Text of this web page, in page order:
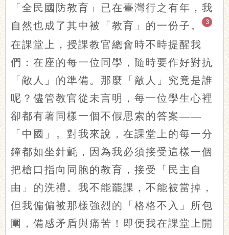
「全民國防教育」已在臺灣行之有年，我
自然也成了其中被「教育」的一份子。
3
在課堂上，授課教官總會時不時提醒我
們：在座的每一位同學，隨時要作好對抗
「敵人」的準備。那麼「敵人」究竟是誰
呢？儘管教官從未言明，每一位學生心裡
卻都有著同樣一個不假思索的答案——
「中國」。對我來說，在課堂上的每一分
鐘都如坐針氈，因為我必須接受這樣一個
把槍口指向同胞的教育，接受「民主自
由」的洗禮。我不能罷課，不能被當掉，
但我偏偏被那樣強烈的「格格不入」所包
圍，備感矛盾與痛苦！即便我在課堂上開